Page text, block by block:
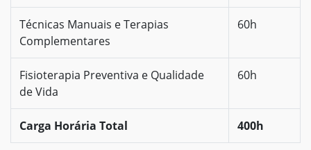
Técnicas Manuais e Terapias
Complementares
60h
Fisioterapia Preventiva e Qualidade
de Vida
60h
Carga Horária Total 400h